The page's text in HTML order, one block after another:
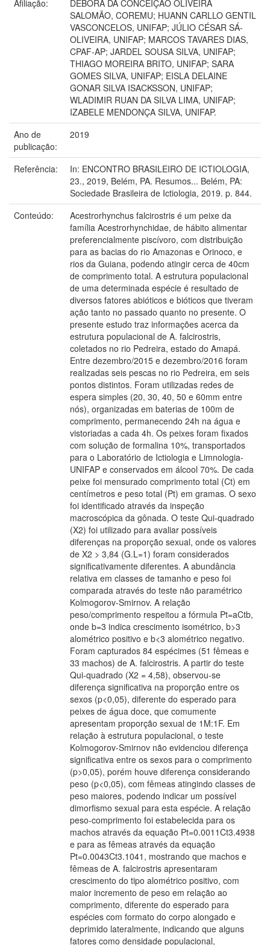
Afiliação:
DÉBORA DA CONCEIÇÃO OLIVEIRA
SALOMÃO, COREMU; HUANN CARLLO GENTIL
VASCONCELOS, UNIFAP; JÚLIO CÉSAR SÁ-
OLIVEIRA, UNIFAP; MARCOS TAVARES DIAS,
CPAF-AP; JARDEL SOUSA SILVA, UNIFAP;
THIAGO MOREIRA BRITO, UNIFAP; SARA
GOMES SILVA, UNIFAP; EISLA DELAINE
GONAR SILVA ISACKSSON, UNIFAP;
WLADIMIR RUAN DA SILVA LIMA, UNIFAP;
IZABELE MENDONÇA SILVA, UNIFAP.
Ano de
publicação:
2019
Referência:
In: ENCONTRO BRASILEIRO DE ICTIOLOGIA,
23., 2019, Belém, PA. Resumos... Belém, PA:
Sociedade Brasileira de Ictiologia, 2019. p. 844.
Conteúdo:
Acestrorhynchus falcirostris é um peixe da
família Acestrorhynchidae, de hábito alimentar
preferencialmente piscívoro, com distribuição
para as bacias do rio Amazonas e Orinoco, e
rios da Guiana, podendo atingir cerca de 40cm
de comprimento total. A estrutura populacional
de uma determinada espécie é resultado de
diversos fatores abióticos e bióticos que tiveram
ação tanto no passado quanto no presente. O
presente estudo traz informações acerca da
estrutura populacional de A. falcirostris,
coletados no rio Pedreira, estado do Amapá.
Entre dezembro/2015 e dezembro/2016 foram
realizadas seis pescas no rio Pedreira, em seis
pontos distintos. Foram utilizadas redes de
espera simples (20, 30, 40, 50 e 60mm entre
nós), organizadas em baterias de 100m de
comprimento, permanecendo 24h na água e
vistoriadas a cada 4h. Os peixes foram fixados
com solução de formalina 10%, transportados
para o Laboratório de Ictiologia e Limnologia-
UNIFAP e conservados em álcool 70%. De cada
peixe foi mensurado comprimento total (Ct) em
centímetros e peso total (Pt) em gramas. O sexo
foi identificado através da inspeção
macroscópica da gônada. O teste Qui-quadrado
(X2) foi utilizado para avaliar possíveis
diferenças na proporção sexual, onde os valores
de X2 > 3,84 (G.L=1) foram considerados
significativamente diferentes. A abundância
relativa em classes de tamanho e peso foi
comparada através do teste não paramétrico
Kolmogorov-Smirnov. A relação
peso/comprimento respeitou a fórmula Pt=aCtb,
onde b=3 indica crescimento isométrico, b>3
alométrico positivo e b<3 alométrico negativo.
Foram capturados 84 espécimes (51 fêmeas e
33 machos) de A. falcirostris. A partir do teste
Qui-quadrado (X2 = 4,58), observou-se
diferença significativa na proporção entre os
sexos (p<0,05), diferente do esperado para
peixes de água doce, que comumente
apresentam proporção sexual de 1M:1F. Em
relação à estrutura populacional, o teste
Kolmogorov-Smirnov não evidenciou diferença
significativa entre os sexos para o comprimento
(p>0,05), porém houve diferença considerando
peso (p<0,05), com fêmeas atingindo classes de
peso maiores, podendo indicar um possível
dimorfismo sexual para esta espécie. A relação
peso-comprimento foi estabelecida para os
machos através da equação Pt=0.0011Ct3.4938
e para as fêmeas através da equação
Pt=0.0043Ct3.1041, mostrando que machos e
fêmeas de A. falcirostris apresentaram
crescimento do tipo alométrico positivo, com
maior incremento de peso em relação ao
comprimento, diferente do esperado para
espécies com formato do corpo alongado e
deprimido lateralmente, indicando que alguns
fatores como densidade populacional,